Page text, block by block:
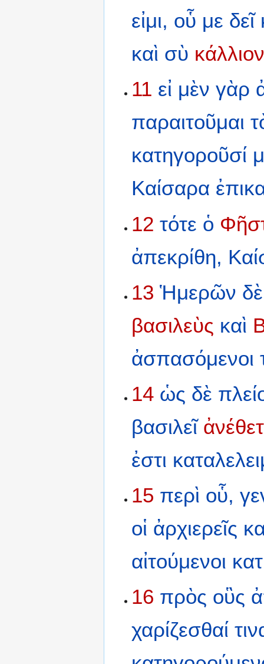
εἰμι, οὗ με δεῖ
καὶ σὺ
11 εἰ μὲν γὰρ
παραιτοῦμαι
κατηγοροῦσί
Καίσαρα
12 τότε ὁ
ἀπεκρίθη,
13 Ἡμερῶν δὲ
βασιλεὺς καὶ
ἀσπασόμενοι
14 ὡς δὲ
βασιλεῖ
ἐστι
15 περὶ οὗ,
οἱ ἀρχιερεῖς
αἰτούμενοι
16 πρὸς οὓς
χαρίζεσθαί